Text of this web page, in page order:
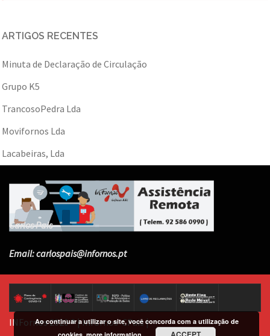
ARTIGOS RECENTES
Minuta de Declaração de Circulação
Grupo K5
TrancosoPedra Lda
Movifornos Lda
Lacabeiras, Lda
Carlos Pais
Email:carlospais@infornos.pt
INFornos 2020 ®|Infornos-CPais |
Ao continuar a utilizar o site, você concorda com a utilização de